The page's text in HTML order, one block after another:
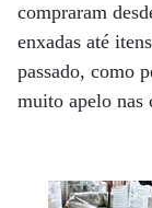
compraram
enxadas até
passado, como
muito apelo nas